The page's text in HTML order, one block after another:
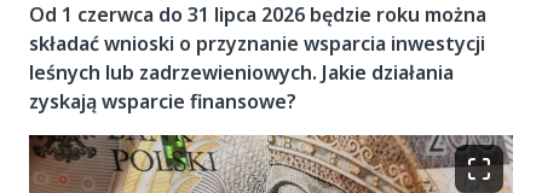
Od 1 czerwca do 31 lipca 2026 będzie roku można
składać wnioski o przyznanie wsparcia inwestycji
leśnych lub zadrzewieniowych. Jakie działania
zyskają wsparcie finansowe?